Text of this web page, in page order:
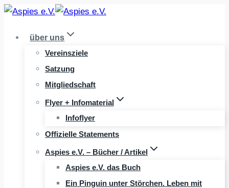
Zum
springenüber uns
Vereinsziele
Satzung
Mitgliedschaft
Flyer + Infomaterial
Infoflyer
Offizielle Statements
Aspies e.V. – Bücher / Artikel
Aspies e.V. das Buch
Ein Pinguin unter Störchen. Leben mit